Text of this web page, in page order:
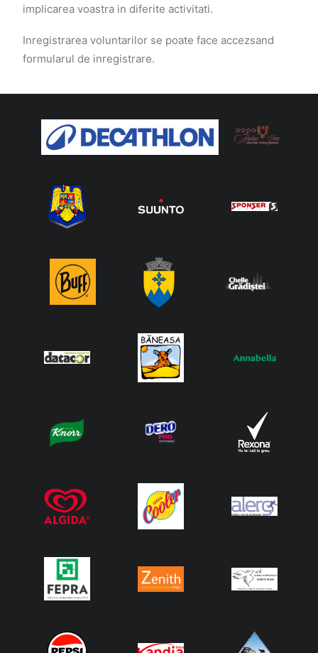
implicarea voastra in diferite activitati.
Inregistrarea voluntarilor se poate face accezsand
formularul de inregistrare.